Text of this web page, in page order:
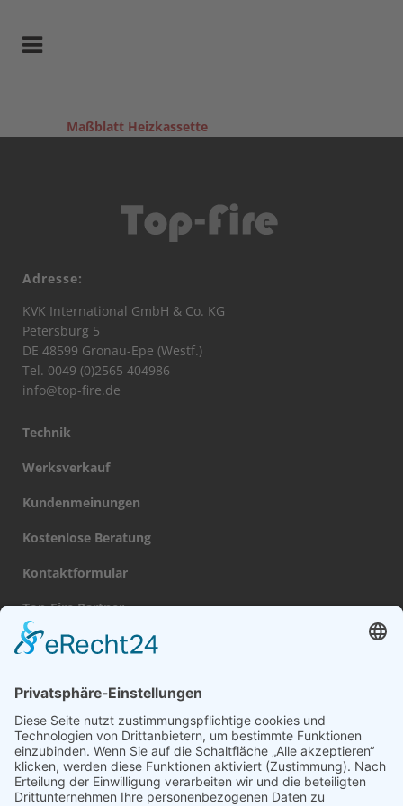
Maßblatt Heizkassette
Adresse:
KVK International GmbH & Co. KG
Petersburg 5
DE 48599 Gronau-Epe (Westf.)
Tel. 0049 (0)2565 404986
info@top-fire.de
Technik
Werksverkauf
Kundenmeinungen
Kostenlose Beratung
Kontaktformular
Top-Fire Partner
Datenschutz
Navigation
Gas Kamin